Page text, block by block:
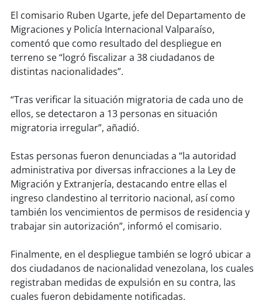
soysancarlos
soytalcahuano
soyconcepción
coronel
soytemuco
soy valdivia
soyosorno
soypuertomontt
soychiloé
El comisario Ruben Ugarte, jefe del Departamento de
Migraciones y Policía Internacional Valparaíso,
comentó que como resultado del despliegue en
terreno se “logró fiscalizar a 38 ciudadanos de
distintas nacionalidades”.
“Tras verificar la situación migratoria de cada uno de
ellos, se detectaron a 13 personas en situación
migratoria irregular”, añadió.
Estas personas fueron denunciadas a “la autoridad
administrativa por diversas infracciones a la Ley de
Migración y Extranjería, destacando entre ellas el
ingreso clandestino al territorio nacional, así como
también los vencimientos de permisos de residencia y
trabajar sin autorización”, informó el comisario.
Finalmente, en el despliegue también se logró ubicar a
dos ciudadanos de nacionalidad venezolana, los cuales
registraban medidas de expulsión en su contra, las
cuales fueron debidamente notificadas.